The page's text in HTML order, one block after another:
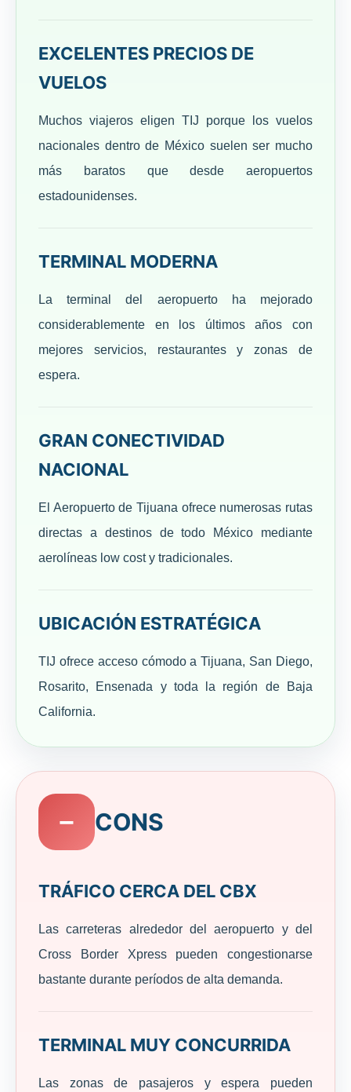
EXCELENTES PRECIOS DE
VUELOS
Muchos viajeros eligen TIJ porque los vuelos
nacionales dentro de México suelen ser mucho
más baratos que desde aeropuertos
estadounidenses.
TERMINAL MODERNA
La terminal del aeropuerto ha mejorado
considerablemente en los últimos años con
mejores servicios, restaurantes y zonas de
espera.
GRAN CONECTIVIDAD
NACIONAL
El Aeropuerto de Tijuana ofrece numerosas rutas
directas a destinos de todo México mediante
aerolíneas low cost y tradicionales.
UBICACIÓN ESTRATÉGICA
TIJ ofrece acceso cómodo a Tijuana, San Diego,
Rosarito, Ensenada y toda la región de Baja
California.
− CONS
TRÁFICO CERCA DEL CBX
Las carreteras alrededor del aeropuerto y del
Cross Border Xpress pueden congestionarse
bastante durante períodos de alta demanda.
TERMINAL MUY CONCURRIDA
Las zonas de pasajeros y espera pueden